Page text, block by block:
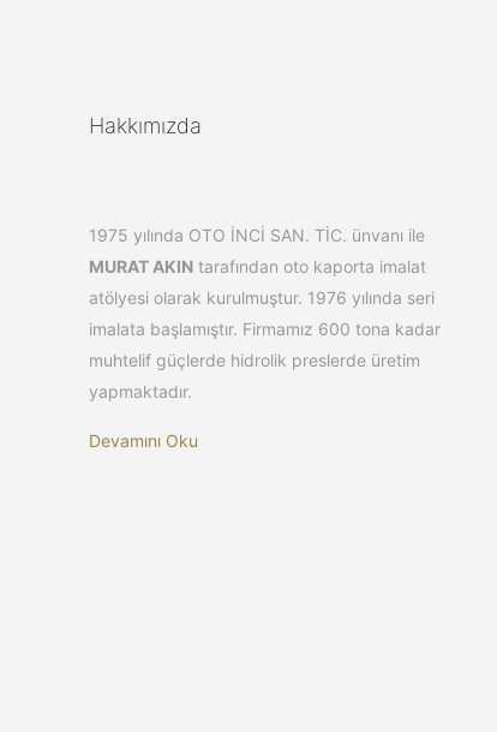
Hakkımızda
1975 yılında OTO İNCİ SAN. TİC. ünvanı ile
MURAT AKIN tarafından oto kaporta imalat
atölyesi olarak kurulmuştur. 1976 yılında seri
imalata başlamıştır. Firmamız 600 tona kadar
muhtelif güçlerde hidrolik preslerde üretim
yapmaktadır.
Devamını Oku